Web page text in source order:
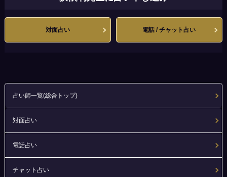
対面占い 電話 / チャット占い
占い師一覧(総合トップ)
対面占い
電話占い
チャット占い